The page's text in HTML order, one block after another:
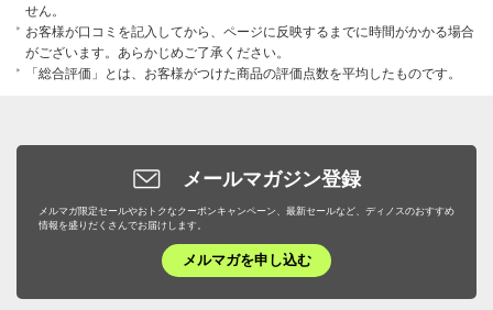
せん。
お客様が口コミを記入してから、ページに反映するまでに時間がかかる場合
がございます。あらかじめご了承ください。
「総合評価」とは、お客様がつけた商品の評価点数を平均したものです。
メールマガジン登録
メルマガ限定セールやおトクなクーポンキャンペーン、最新セールなど、ディノスのおすすめ
情報を盛りだくさんでお届けします。
メルマガを申し込む